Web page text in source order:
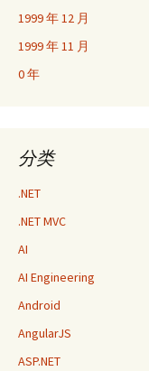
1999 年 12 月
1999 年 11 月
0 年
分类
.NET
.NET MVC
AI
AI Engineering
Android
AngularJS
ASP.NET